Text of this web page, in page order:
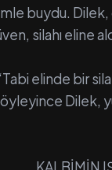
buydu. Dilek,
silahı eline
elinde bir
Dilek,